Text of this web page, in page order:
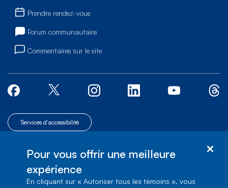
Prendre rendez-vous
Forum communautaire
Commentaires sur le site
Services d’accessibilité
Conditions d’utilisation |1, carrefour Alexander-Graham-Bell, Aile A-7,
Pour vous offrir une meilleure
expérience
En cliquant sur « Autoriser tous les témoins », vous